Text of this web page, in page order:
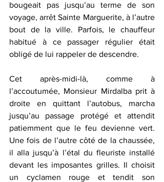
bougeait pas jusqu’au terme de son
voyage, arrêt Sainte Marguerite, à l’autre
bout de la ville. Parfois, le chauffeur
habitué à ce passager régulier était
obligé de lui rappeler de descendre.
Cet après-midi-là, comme à
l’accoutumée, Monsieur Mirdalba prit à
droite en quittant l’autobus, marcha
jusqu’au passage protégé et attendit
patiemment que le feu devienne vert.
Une fois de l’autre côté de la chaussée,
il alla jusqu’à l’étal du fleuriste installé
devant les imposantes grilles. Il choisit
un cyclamen rouge et tendit son